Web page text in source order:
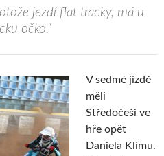
jezdí flat tracky, má u
očko.“
V sedmé jízdě
měli
Středočeši ve
hře opět
Daniela Klímu.